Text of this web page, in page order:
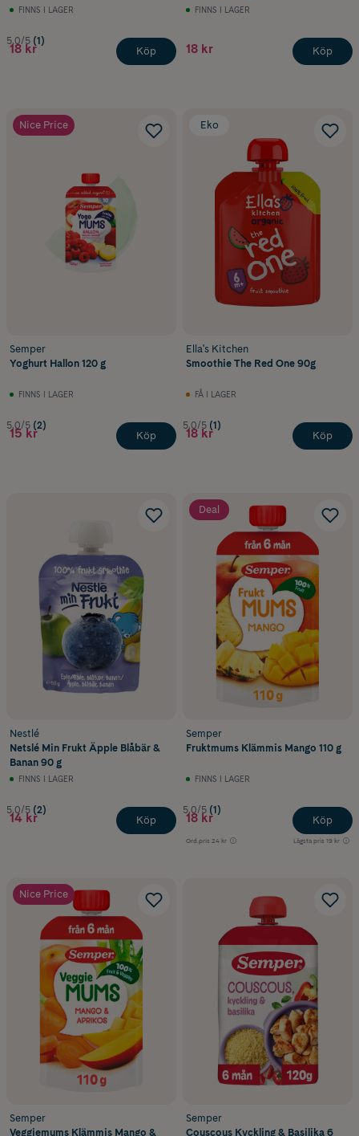
FINNS I LAGER
5.0/5 (1)
18 kr Köp
FINNS I LAGER
18 kr Köp
Nice Price
Semper
Yoghurt Hallon 120 g
FINNS I LAGER
5.0/5 (2)
15 kr Köp
Eko
Ella's Kitchen
Smoothie The Red One 90g
FÅ I LAGER
5.0/5 (1)
18 kr Köp
Nestlé
Netslé Min Frukt Äpple Blåbär &
Banan 90 g
FINNS I LAGER
5.0/5 (2)
14 kr Köp
Deal
Semper
Fruktmums Klämmis Mango 110 g
FINNS I LAGER
5.0/5 (1)
18 kr
Ord.pris 24 kr Lägsta pris 19 kr
Köp
Nice Price
Semper
Veggiemums Klämmis Mango &
Semper
Couscous Kyckling & Basilika 6